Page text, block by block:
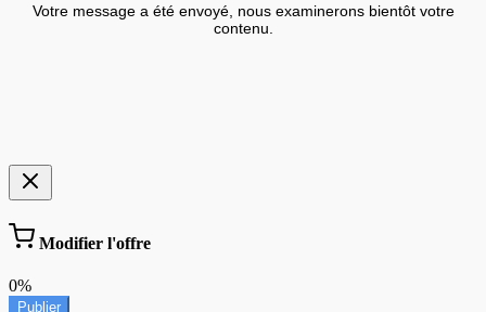
Votre message a été envoyé, nous examinerons bientôt votre
contenu.
Modifier l'offre
0%
Publier